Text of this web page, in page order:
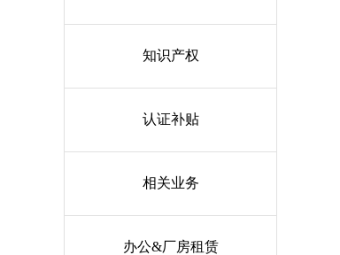
知识产权
认证补贴
相关业务
办公&厂房租赁